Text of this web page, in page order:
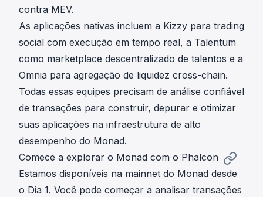
contra MEV.
As aplicações nativas incluem a Kizzy para trading
social com execução em tempo real, a Talentum
como marketplace descentralizado de talentos e a
Omnia para agregação de liquidez cross-chain.
Todas essas equipes precisam de análise confiável
de transações para construir, depurar e otimizar
suas aplicações na infraestrutura de alto
desempenho do Monad.
Comece a explorar o Monad com o Phalcon
Estamos disponíveis na mainnet do Monad desde
o Dia 1. Você pode começar a analisar transações